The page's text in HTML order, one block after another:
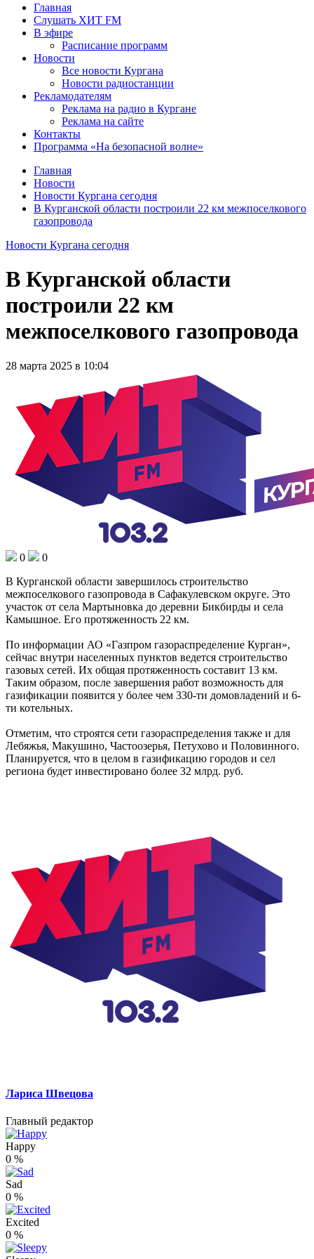
Главная
Слушать ХИТ FM
В эфире
Расписание программ
Новости
Все новости Кургана
Новости радиостанции
Рекламодателям
Реклама на радио в Кургане
Реклама на сайте
Контакты
Программа «На безопасной волне»
Главная
Новости
Новости Кургана сегодня
В Курганской области построили 22 км межпоселкового
газопровода
Новости Кургана сегодня
В Курганской области
построили 22 км
межпоселкового газопровода
28 марта 2025 в 10:04
0
0
В Курганской области завершилось строительство
межпоселкового газопровода в Сафакулевском округе. Это
участок от села Мартыновка до деревни Бикбирды и села
Камышное. Его протяженность 22 км.
По информации АО «Газпром газораспределение Курган»,
сейчас внутри населенных пунктов ведется строительство
газовых сетей. Их общая протяженность составит 13 км.
Таким образом, после завершения работ возможность для
газификации появится у более чем 330-ти домовладений и 6-
ти котельных.
Отметим, что строятся сети газораспределения также и для
Лебяжья, Макушино, Частоозерья, Петухово и Половинного.
Планируется, что в целом в газификацию городов и сел
региона будет инвестировано более 32 млрд. руб.
Лариса Швецова
Главный редактор
Happy
0 %
Sad
0 %
Excited
0 %